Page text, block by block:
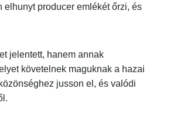
producer emlékét őrzi, és
jelentett, hanem annak
követelnek maguknak a hazai
jusson el, és valódi